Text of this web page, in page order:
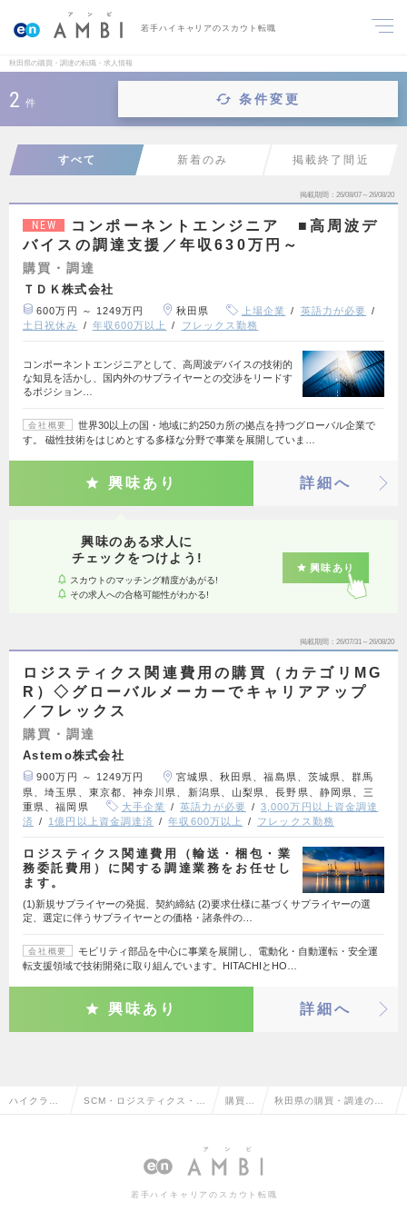
若手ハイキャリアのスカウト転職
秋田県の購買・調達の転職・求人情報
2 件 条件変更
すべて 新着のみ 掲載終了間近
掲載期間 26/08/07～26/08/20
NEW
コンポーネントエンジニア ■高周波デ
バイスの調達支援／年収630万円～
購買・調達
ＴＤＫ株式会社
600万円 ～ 1249万円 秋田県 上場企業
英語力が必要
土日祝休み
年収600万以上 フレックス勤務
コンポーネントエンジニアとして、高周波デバイスの技術的
な知見を活かし、国内外のサプライヤーとの交渉をリードす
るポジション…
会社概要
世界30以上の国・地域に約250カ所の拠点を持つグローバル企業で
す。 磁性技術をはじめとする多様な分野で事業を展開していま…
興味あり 詳細へ
興味のある求人に
チェックをつけよう!
スカウトのマッチング精度があがる!
その求人への合格可能性がわかる!
興味あり
掲載期間 26/07/31～26/08/20
ロジスティクス関連費用の購買（カテゴリMG
R）◇グローバルメーカーでキャリアアップ
／フレックス
購買・調達
Astemo株式会社
900万円 ～ 1249万円
宮城県、秋田県、福島県、茨城県、群馬
県、埼玉県、東京都、神奈川県、新潟県、山梨県、長野県、静岡県、三
重県、福岡県
大手企業 英語力が必要
3,000万円以上資金調達
済
1億円以上資金調達済 年収600万以上 フレックス勤務
ロジスティクス関連費用（輸送・梱包・業
務委託費用）に関する調達業務をお任せし
ます。
(1)新規サプライヤーの発掘、契約締結 (2)要求仕様に基づくサプライヤーの選
定、選定に伴うサプライヤーとの価格・諸条件の…
会社概要
モビリティ部品を中心に事業を展開し、電動化・自動運転・安全運
転支援領域で技術開発に取り組んでいます。HITACHIとHO…
興味あり 詳細へ
ハイクラス SCM・ロジスティクス・物 購買・ 秋田県の購買・調達の転
若手ハイキャリアのスカウト転職